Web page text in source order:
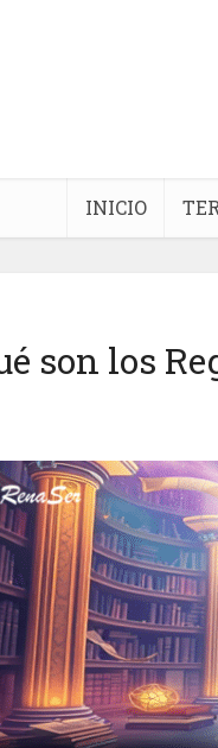
INICIO
son los